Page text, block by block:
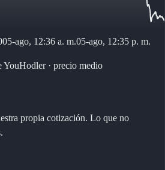
05-ago, 12:36 a. m.05-ago, 12:35 p. m.
YouHodler · precio medio
propia cotización. Lo que no